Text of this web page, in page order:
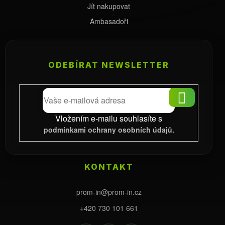
Jít nakupovat
Ambasadoři
ODEBÍRAT NEWSLETTER
Vložením e-mailu souhlasíte s
podmínkami ochrany osobních údajů.
KONTAKT
prom-in@prom-in.cz
+420 730 101 661